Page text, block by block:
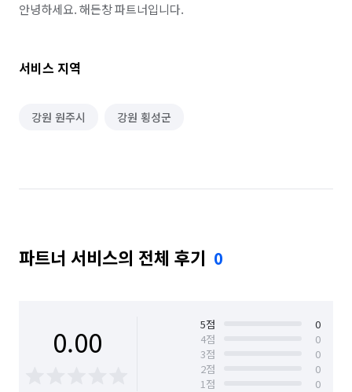
안녕하세요. 해든창 파트너입니다.
서비스 지역
강원 원주시 강원 횡성군
파트너 서비스의 전체 후기 0
0.00 5점
0
4점
0
3점
0
2점
0
1점
0